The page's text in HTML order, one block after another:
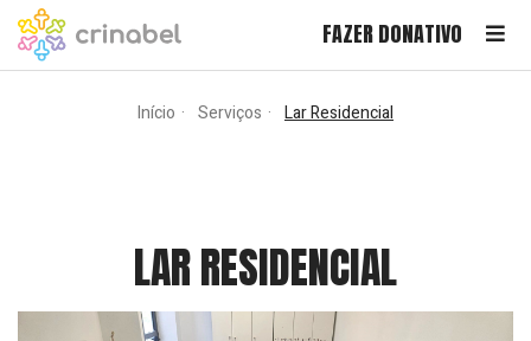
FAZER DONATIVO
Início Serviços Lar Residencial
LAR RESIDENCIAL